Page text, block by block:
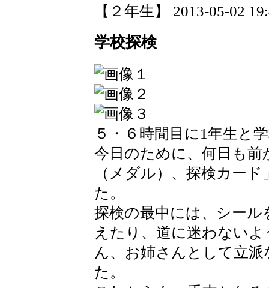
【２年生】 2013-05-02
学校探検
５・６時間目に1年生と
今日のために、何日も
（メダル）、探検カー
た。
探検の最中には、シー
えたり、道に迷わない
ん、お姉さんとして立
た。